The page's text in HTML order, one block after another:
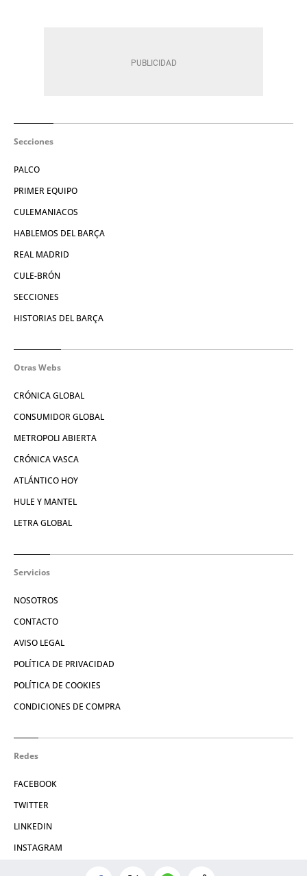
Secciones
PALCO
PRIMER EQUIPO
CULEMANIACOS
HABLEMOS DEL BARÇA
REAL MADRID
CULE-BRÓN
SECCIONES
HISTORIAS DEL BARÇA
Otras Webs
CRÓNICA GLOBAL
CONSUMIDOR GLOBAL
METROPOLI ABIERTA
CRÓNICA VASCA
ATLÁNTICO HOY
HULE Y MANTEL
LETRA GLOBAL
Servicios
NOSOTROS
CONTACTO
AVISO LEGAL
POLÍTICA DE PRIVACIDAD
POLÍTICA DE COOKIES
CONDICIONES DE COMPRA
Redes
FACEBOOK
TWITTER
LINKEDIN
INSTAGRAM